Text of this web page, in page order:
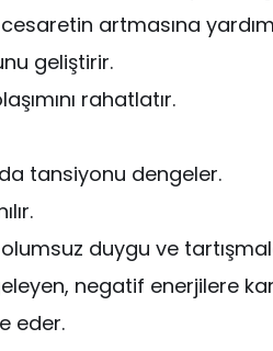
artmasına
geliştirir.
rahatlatır.
tansiyonu dengeler.
olumsuz duygu ve
negatif enerjilere
eder.